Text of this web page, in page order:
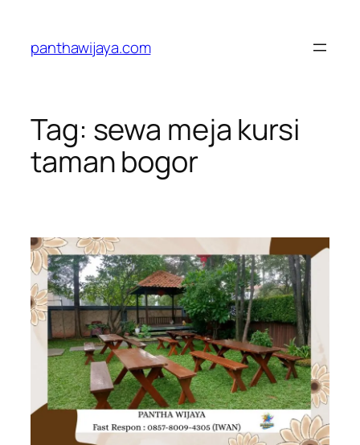
konten
panthawijaya.com
Tag: sewa meja kursi
taman bogor